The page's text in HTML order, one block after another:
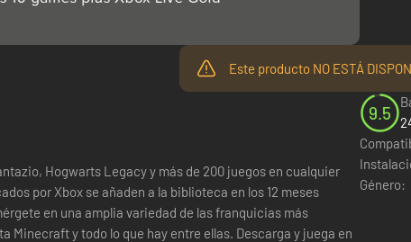
Este producto NO ESTÁ
Hogwarts Legacy y más de 200 juegos en cualquier
por Xbox se añaden a la biblioteca en los 12 meses
en una amplia variedad de las franquicias más
Minecraft y todo lo que hay entre ellas. Descarga y juega en
9.5
Género: